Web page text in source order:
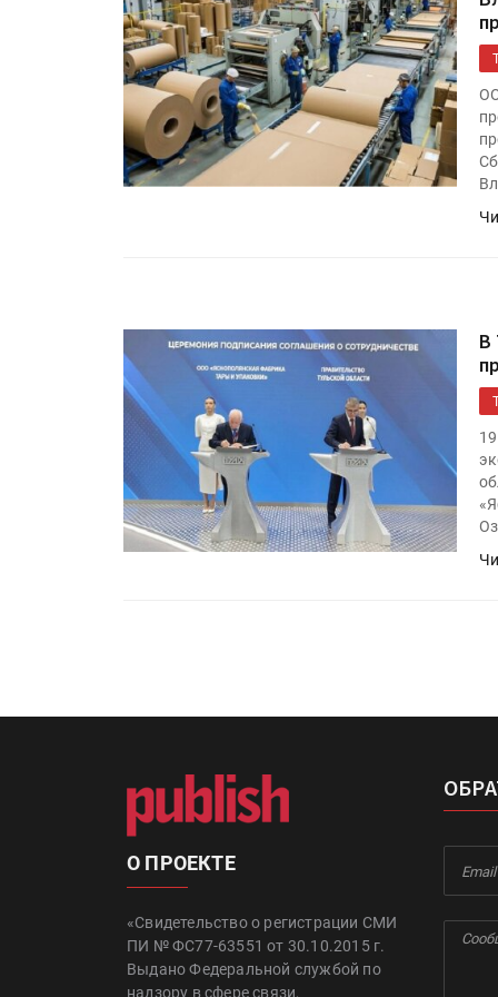
В
«Дубль В» расширяет
фольги для горячего
УФ-принтер Mimaki
запущен в компании
О ПРОЕКТЕ
«Свидетельство о регистрации СМИ
ПИ № ФС77-63551 от 30.10.2015 г.
Выдано Федеральной службой по
надзору в сфере связи,